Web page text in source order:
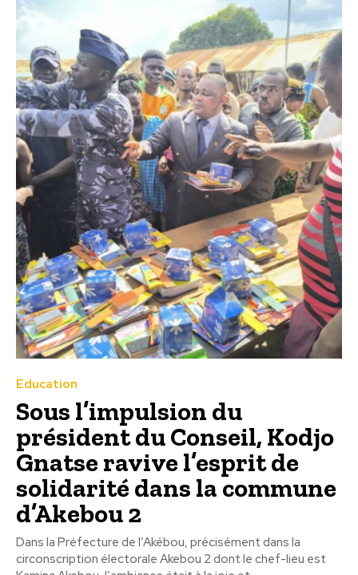
Education
Sous l’impulsion du
président du Conseil, Kodjo
Gnatse ravive l’esprit de
solidarité dans la commune
d’Akebou 2
Dans la Préfecture de l’Akébou, précisément dans la
circonscription électorale Akebou 2 dont le chef-lieu est